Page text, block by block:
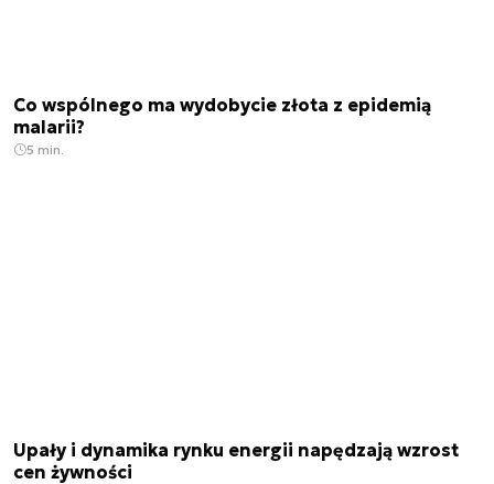
Co wspólnego ma wydobycie złota z epidemią
malarii?
5 min.
Upały i dynamika rynku energii napędzają wzrost
cen żywności